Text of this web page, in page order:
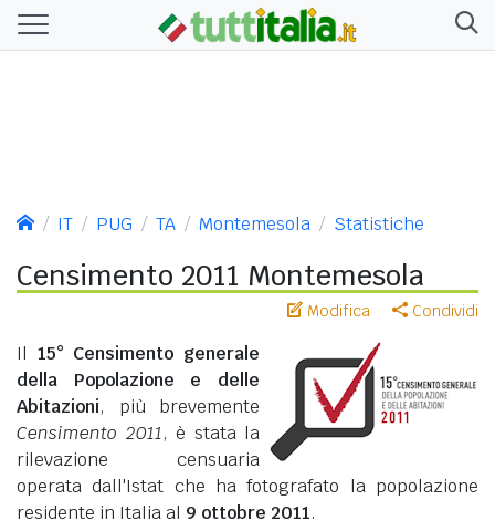
IT PUG TA Montemesola Statistiche
Censimento 2011 Montemesola
Modifica Condividi
Il 15° Censimento generale
della Popolazione e delle
Abitazioni, più brevemente
Censimento 2011, è stata la
rilevazione censuaria
operata dall'Istat che ha fotografato la popolazione
residente in Italia al 9 ottobre 2011.